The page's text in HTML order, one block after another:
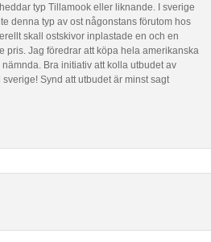
typ Tillamook eller liknande. I sverige
denna typ av ost någonstans förutom hos
skall ostskivor inplastade en och en
pris. Jag föredrar att köpa hela amerikanska
Bra initiativ att kolla utbudet av
Synd att utbudet är minst sagt